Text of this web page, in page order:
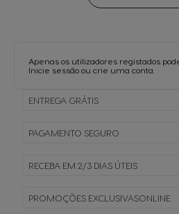
Apenas os utilizadores registados
Inicie sessão ou crie uma conta
ENTREGA GRÁTIS
PAGAMENTO SEGURO
RECEBA EM 2/3 DIAS ÚTEIS
PROMOÇÕES EXCLUSIVASONLINE